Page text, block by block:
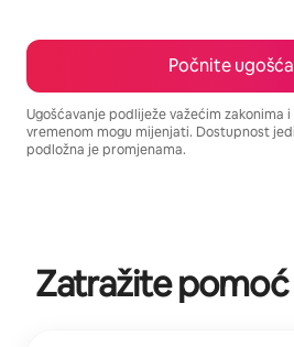
Počnite
Ugošćavanje podliježe važećim zakonima
vremenom mogu mijenjati. Dostupnost
podložna je promjenama.
Zatražite